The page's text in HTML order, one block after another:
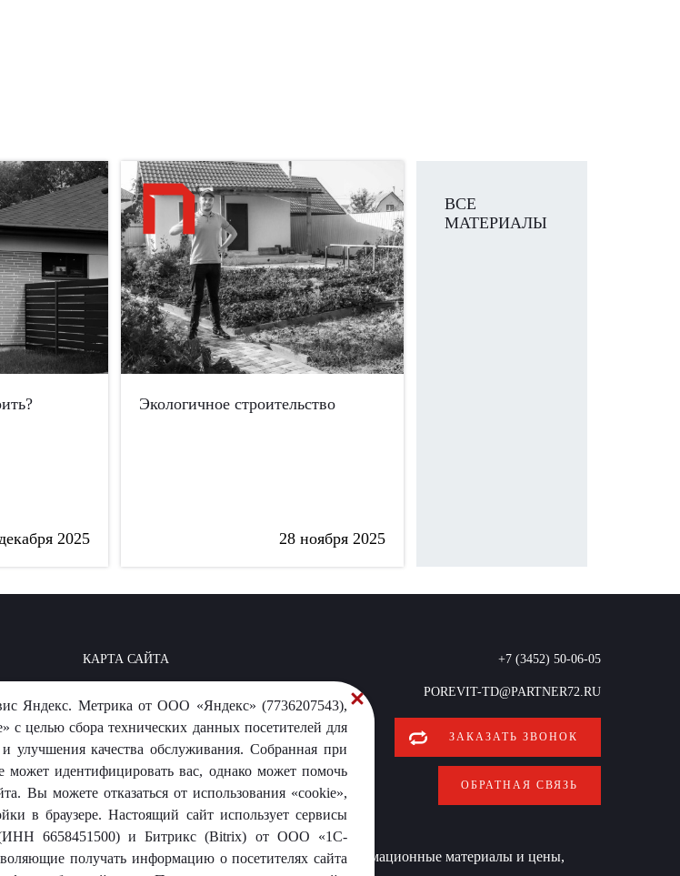
2025
Экологичное строительство
28 ноября 2025
ВСЕ
МАТЕРИАЛЫ
КАРТА САЙТА +7 (3452) 50-06-05
POREVIT-TD@PARTNER72.RU
ЗАКАЗАТЬ ЗВОНОК
ОБРАТНАЯ СВЯЗЬ
характер и ни при каких условиях информационные материалы и цены,
Яндекс. Метрика от ООО «Яндекс» (7736207543),
с целью сбора технических данных посетителей для
и улучшения качества обслуживания. Собранная при
идентифицировать вас, однако может помочь
Вы можете отказаться от использования «cookie»,
в браузере. Настоящий сайт использует сервисы
6658451500) и Битрикс (Bitrix) от ООО «1С-
получать информацию о посетителях сайта